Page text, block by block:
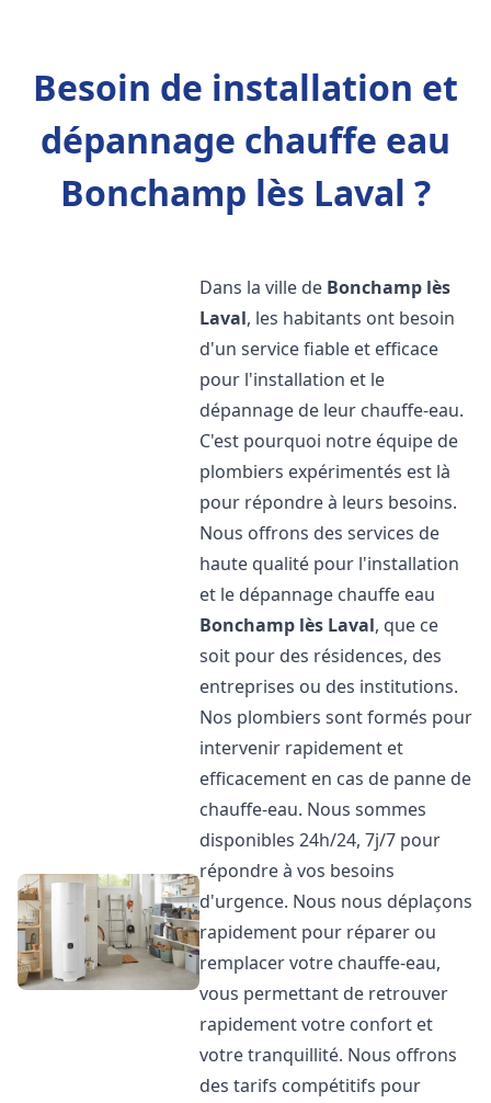
Besoin de installation et
dépannage chauffe eau
Bonchamp lès Laval ?
Dans la ville de Bonchamp lès
Laval, les habitants ont besoin
d'un service fiable et efficace
pour l'installation et le
dépannage de leur chauffe-eau.
C'est pourquoi notre équipe de
plombiers expérimentés est là
pour répondre à leurs besoins.
Nous offrons des services de
haute qualité pour l'installation
et le dépannage chauffe eau
Bonchamp lès Laval, que ce
soit pour des résidences, des
entreprises ou des institutions.
Nos plombiers sont formés pour
intervenir rapidement et
efficacement en cas de panne de
chauffe-eau. Nous sommes
disponibles 24h/24, 7j/7 pour
répondre à vos besoins
d'urgence. Nous nous déplaçons
rapidement pour réparer ou
remplacer votre chauffe-eau,
vous permettant de retrouver
rapidement votre confort et
votre tranquillité. Nous offrons
des tarifs compétitifs pour